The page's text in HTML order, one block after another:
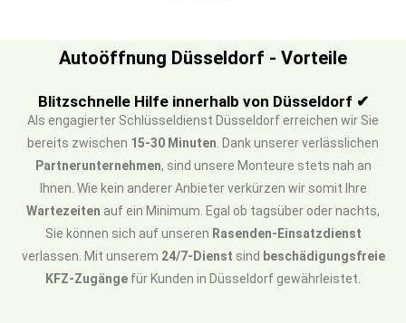
Autoöffnung Düsseldorf - Vorteile
Blitzschnelle Hilfe innerhalb von Düsseldorf ✔
Als engagierter Schlüsseldienst Düsseldorf erreichen wir Sie
bereits zwischen 15-30 Minuten . Dank unserer verlässlichen
Partnerunternehmen, sind unsere Monteure stets nah an
Ihnen. Wie kein anderer Anbieter verkürzen wir somit Ihre
Wartezeiten auf ein Minimum. Egal ob tagsüber oder nachts,
Sie können sich auf unseren Rasenden-Einsatzdienst
verlassen. Mit unserem 24/7-Dienst sind beschädigungsfreie
KFZ-Zugänge für Kunden in Düsseldorf gewährleistet.